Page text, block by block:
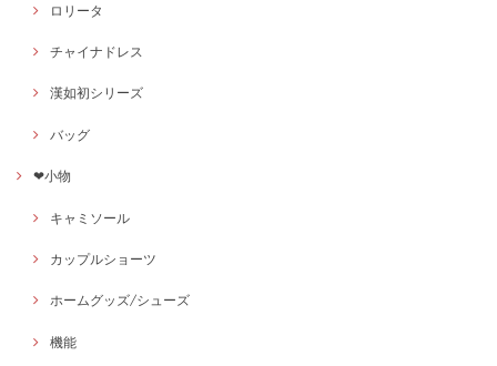
ロリータ
チャイナドレス
漢如初シリーズ
バッグ
❤小物
キャミソール
カップルショーツ
ホームグッズ/シューズ
機能